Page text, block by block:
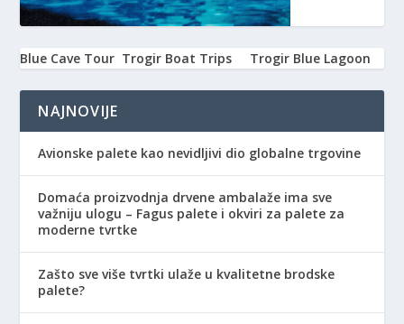
Blue Cave Tour Trogir Boat Trips Trogir Blue Lagoon
NAJNOVIJE
Avionske palete kao nevidljivi dio globalne trgovine
Domaća proizvodnja drvene ambalaže ima sve
važniju ulogu – Fagus palete i okviri za palete za
moderne tvrtke
Zašto sve više tvrtki ulaže u kvalitetne brodske
palete?